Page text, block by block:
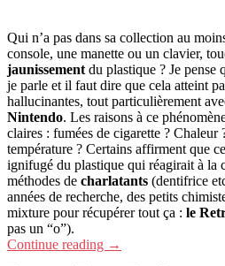
Qui n’a pas dans sa collection au
console, une manette ou un clavier,
jaunissement du plastique ? Je pense
je parle et il faut dire que cela atteint
hallucinantes, tout particulièrement
Nintendo. Les raisons à ce
claires : fumées de cigarette ?
température ? Certains affirment que
ignifugé du plastique qui réagirait à
méthodes de charlatants (dentifrice
années de recherche, des petits
mixture pour récupérer tout ça : le
pas un “o”).
Continue reading →